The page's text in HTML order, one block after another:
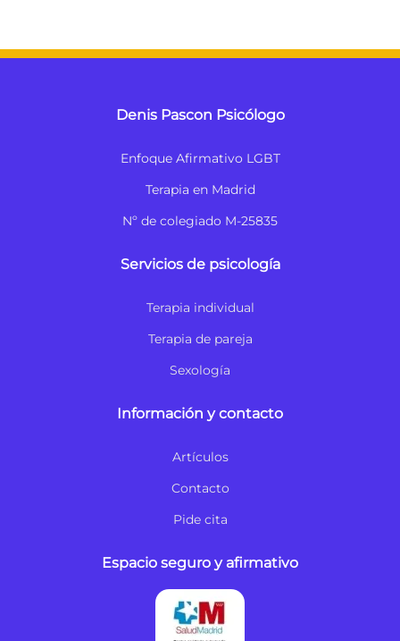
Denis Pascon Psicólogo
Enfoque Afirmativo LGBT
Terapia en Madrid
Nº de colegiado M-25835
Servicios de psicología
Terapia individual
Terapia de pareja
Sexología
Información y contacto
Artículos
Contacto
Pide cita
Espacio seguro y afirmativo